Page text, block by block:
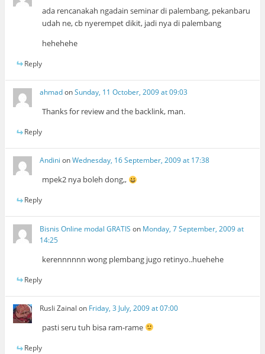
ada rencanakah ngadain seminar di palembang, pekanbaru
udah ne, cb nyerempet dikit, jadi nya di palembang
hehehehe
Reply
ahmadonSunday, 11 October, 2009 at 09:03
Thanks for review and the backlink, man.
Reply
Andini onWednesday, 16 September, 2009 at 17:38
mpek2 nya boleh dong,,
Reply
Bisnis Online modal GRATIS on Monday, 7 September, 2009 at
14:25
kerennnnnn wong plembang jugo retinyo..huehehe
Reply
Rusli Zainal on Friday, 3 July, 2009 at 07:00
pasti seru tuh bisa ram-rame
Reply